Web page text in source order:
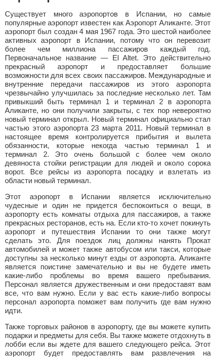
Существует много аэропортов в Испании, но самые
популярные аэропорт известен как Аэропорт Аликанте. Этот
аэропорт был создан 4 мая 1967 года. Это шестой наиболее
активных аэропорт в Испании, потому что он перевозит
более чем миллиона пассажиров каждый год.
Первоначальное название — El Altet. Это действительно
прекрасный аэропорт и предоставляет большие
возможности для всех своих пассажиров. Международные и
внутренние передачи пассажиров из этого аэропорта
чрезвычайно улучшилась за последние несколько лет. Там
привыкший быть терминал 1 и терминал 2 в аэропорта
Аликанте, но они получили закрыты, с тех пор невероятно
новый терминал открыл. Новый терминал официально стал
частью этого аэропорта 23 марта 2011. Новый терминал в
настоящее время контролируется прибытия и вылета
обязанности, которые некогда частью терминал 1 и
терминал 2. Это очень большой с более чем около
девяноста стойки регистрации для людей и около сорока
ворот. Все рейсы из аэропорта посадку и взлетать из
области новый терминал.
Этот аэропорт в Испании является исключительно
чудесные и один не придется беспокоиться о вещи, в
аэропорту есть комнаты отдыха для пассажиров, а также
прекрасных ресторанов, есть на. Если кто-то хочет покинуть
аэропорт и путешествия Испании то они также могут
сделать это. Для поездок лиц должны нанять Прокат
автомобилей и может также автобусом или такси, которые
доступны за несколько минут езды от аэропорта. Аликанте
является поистине замечательно и вы не будете иметь
какие-либо проблемы во время вашего пребывания.
Персонал является дружественным и они предоставят вам
все, что вам нужно. Если у вас есть какие-либо вопросы
персонал аэропорта поможет вам получить где вам нужно
идти.
Также торговых районов в аэропорту, где вы можете купить
подарки и предметы для себя. Вы также можете отдохнуть в
лобби если вы ждете для вашего следующего рейса. Этот
аэропорт будет предоставлять вам развлечения на